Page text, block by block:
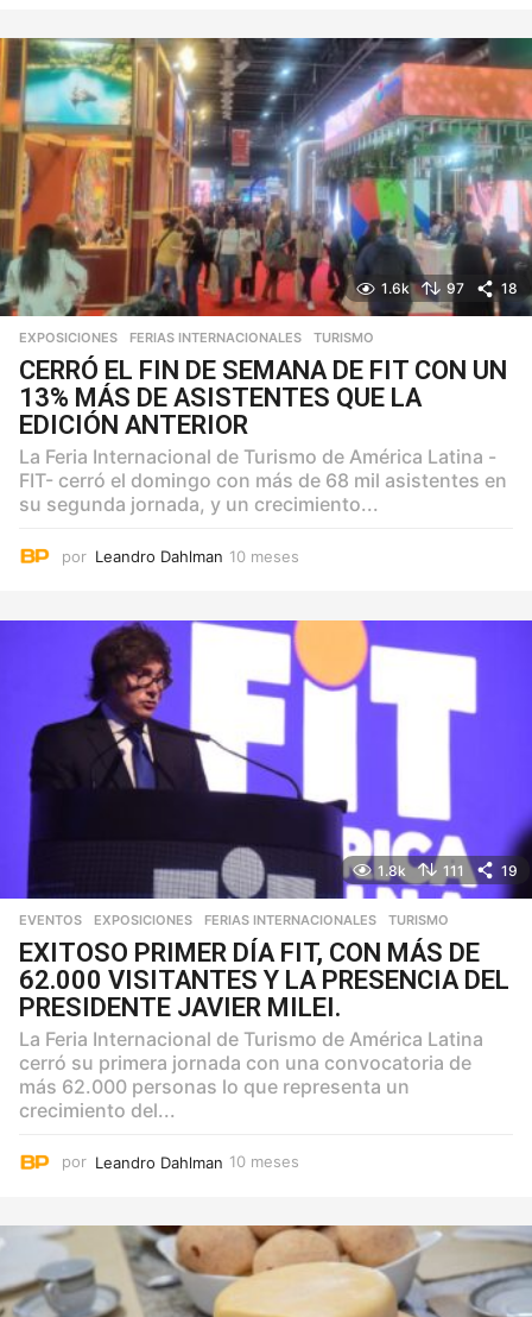
e
s
s
1.6k 97 18
EXPOSICIONES ,FERIAS INTERNACIONALES ,TURISMO
CERRÓ EL FIN DE SEMANA DE FIT CON UN
13% MÁS DE ASISTENTES QUE LA
EDICIÓN ANTERIOR
La Feria Internacional de Turismo de América Latina -
FIT- cerró el domingo con más de 68 mil asistentes en
su segunda jornada, y un crecimiento...
por Leandro Dahlman 10 meses
e
e
1.8k 111 19
EVENTOS ,EXPOSICIONES ,FERIAS INTERNACIONALES ,TURISMO
EXITOSO PRIMER DÍA FIT, CON MÁS DE
62.000 VISITANTES Y LA PRESENCIA DEL
PRESIDENTE JAVIER MILEI.
La Feria Internacional de Turismo de América Latina
cerró su primera jornada con una convocatoria de
más 62.000 personas lo que representa un
crecimiento del...
por Leandro Dahlman 10 meses
e